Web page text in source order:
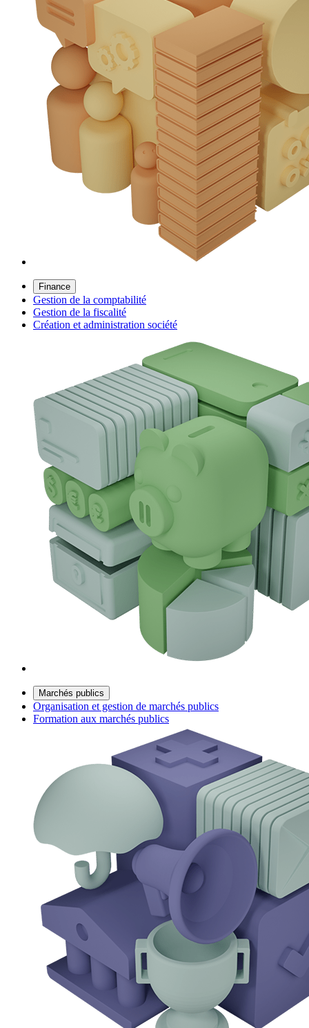
Finance
Gestion de la comptabilité
Gestion de la fiscalité
Création et administration société
Marchés publics
Organisation et gestion de marchés publics
Formation aux marchés publics